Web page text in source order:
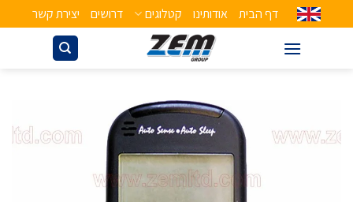
דף הבית אודותינו קטלוגים דרושים יצירת קשר